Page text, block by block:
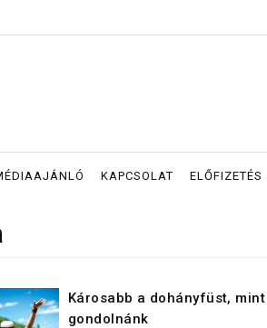
KAPCSOLAT ELŐFIZETÉS
Károsabb a dohányfüst, mint
gondolnánk